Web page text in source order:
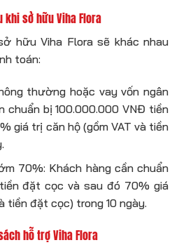
khi sở hữu Viha Flora
hữu Viha Flora sẽ khác nhau
toán:
thường hoặc vay vốn ngân
chuẩn bị 100.000.000 VNĐ tiền
giá trị căn hộ (gồm VAT và tiền
70%: Khách hàng cần chuẩn
đặt cọc và sau đó 70% giá
tiền đặt cọc) trong 10 ngày.
hỗ trợ Viha Flora